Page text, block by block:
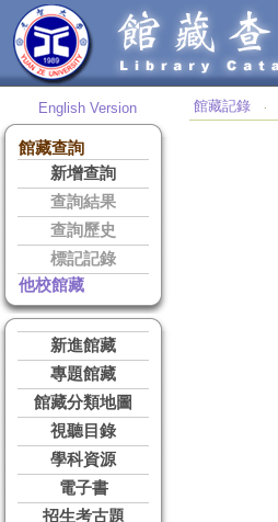
English Version
館藏查詢
新增查詢
查詢結果
查詢歷史
標記記錄
他校館藏
新進館藏
專題館藏
館藏分類地圖
視聽目錄
學科資源
電子書
招生考古題
館藏記錄 ‧